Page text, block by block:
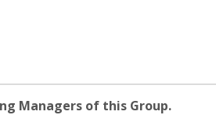
Managers of this Group.